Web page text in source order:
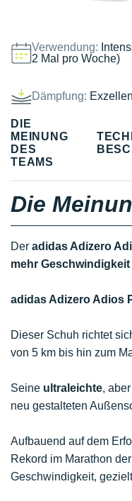
Verwendung:
2 Mal pro Woche)
Dämpfung:
DIE
MEINUNG
DES
TEAMS
Die
Der adidas Adizero
mehr
adidas Adizero Adios
Dieser Schuh richtet
von 5 km bis hin zum
Seine ultraleichte,
neu gestalteten
Aufbauend auf dem
Rekord im Marathon
Geschwindigkeit,